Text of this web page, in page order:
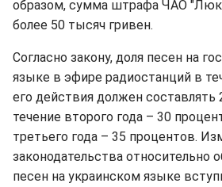
образом, сумма штрафа ЧАО
более 50 тысяч гривен.
Согласно закону, доля песен на
языке в эфире радиостанций в
его действия должен составлять
течение второго года – 30
третьего года – 35 процентов.
законодательства относительно
песен на украинском языке